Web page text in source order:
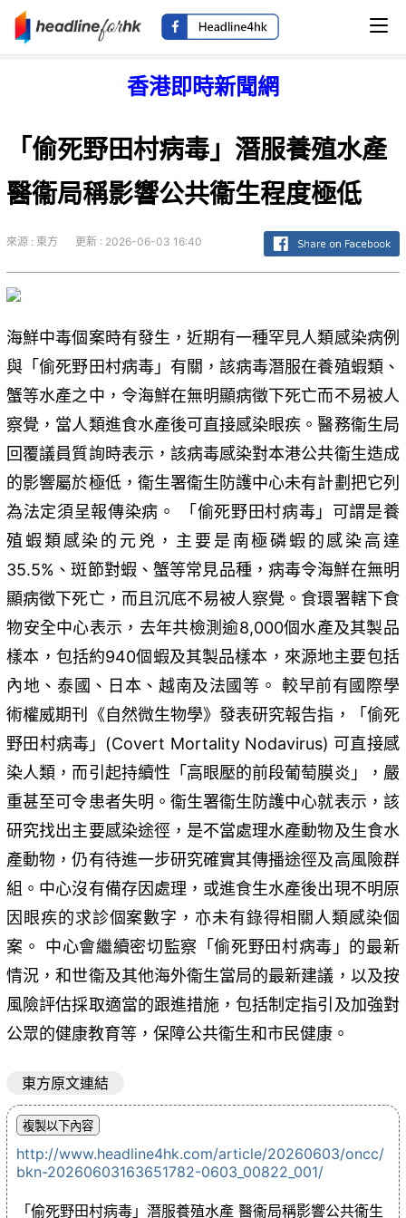
香港即時新聞網
「偷死野田村病毒」潛服養殖水產
醫衞局稱影響公共衞生程度極低
來源 : 東方 更新 : 2026-06-03 16:40
海鮮中毒個案時有發生，近期有一種罕見人類感染病例
與「偷死野田村病毒」有關，該病毒潛服在養殖蝦類、
蟹等水產之中，令海鮮在無明顯病徵下死亡而不易被人
察覺，當人類進食水產後可直接感染眼疾。醫務衞生局
回覆議員質詢時表示，該病毒感染對本港公共衞生造成
的影響屬於極低，衞生署衞生防護中心未有計劃把它列
為法定須呈報傳染病。 「偷死野田村病毒」可謂是養
殖蝦類感染的元兇，主要是南極磷蝦的感染高達
35.5%、斑節對蝦、蟹等常見品種，病毒令海鮮在無明
顯病徵下死亡，而且沉底不易被人察覺。食環署轄下食
物安全中心表示，去年共檢測逾8,000個水產及其製品
樣本，包括約940個蝦及其製品樣本，來源地主要包括
內地、泰國、日本、越南及法國等。 較早前有國際學
術權威期刊《自然微生物學》發表研究報告指，「偷死
野田村病毒」(Covert Mortality Nodavirus) 可直接感
染人類，而引起持續性「高眼壓的前段葡萄膜炎」，嚴
重甚至可令患者失明。衞生署衞生防護中心就表示，該
研究找出主要感染途徑，是不當處理水產動物及生食水
產動物，仍有待進一步研究確實其傳播途徑及高風險群
組。中心沒有備存因處理，或進食生水產後出現不明原
因眼疾的求診個案數字，亦未有錄得相關人類感染個
案。 中心會繼續密切監察「偷死野田村病毒」的最新
情況，和世衞及其他海外衞生當局的最新建議，以及按
風險評估採取適當的跟進措施，包括制定指引及加強對
公眾的健康教育等，保障公共衞生和市民健康。
東方原文連結
http://www.headline4hk.com/article/20260603/oncc/
bkn-20260603163651782-0603_00822_001/
「偷死野田村病毒」潛服養殖水產 醫衞局稱影響公共衞生